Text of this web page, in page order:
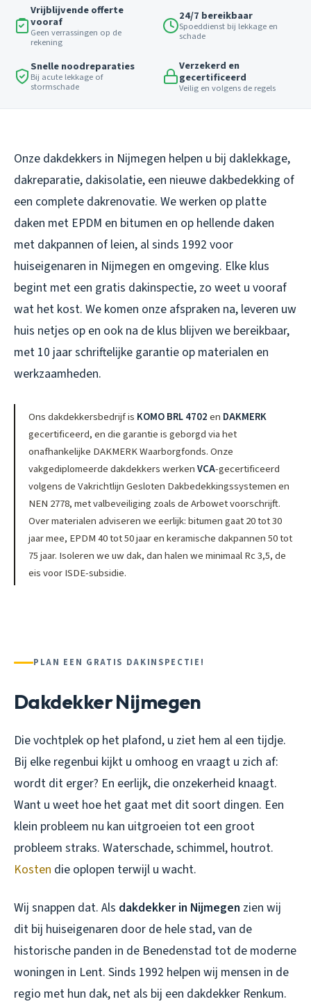
Vrijblijvende offerte
vooraf
Geen verrassingen op de
rekening
24/7 bereikbaar
Spoeddienst bij lekkage en
schade
Snelle noodreparaties
Bij acute lekkage of
stormschade
Verzekerd en
gecertificeerd
Veilig en volgens de regels
Onze dakdekkers in Nijmegen helpen u bij daklekkage,
dakreparatie, dakisolatie, een nieuwe dakbedekking of
een complete dakrenovatie. We werken op platte
daken met EPDM en bitumen en op hellende daken
met dakpannen of leien, al sinds 1992 voor
huiseigenaren in Nijmegen en omgeving. Elke klus
begint met een gratis dakinspectie, zo weet u vooraf
wat het kost. We komen onze afspraken na, leveren uw
huis netjes op en ook na de klus blijven we bereikbaar,
met 10 jaar schriftelijke garantie op materialen en
werkzaamheden.
Ons dakdekkersbedrijf is KOMO BRL 4702en DAKMERK
gecertificeerd, en die garantie is geborgd via het
onafhankelijke DAKMERK Waarborgfonds. Onze
vakgediplomeerde dakdekkers werkenVCA-gecertificeerd
volgens de Vakrichtlijn Gesloten Dakbedekkingssystemen en
NEN 2778, met valbeveiliging zoals de Arbowet voorschrijft.
Over materialen adviseren we eerlijk: bitumen gaat 20 tot 30
jaar mee, EPDM 40 tot 50 jaar en keramische dakpannen 50 tot
75 jaar. Isoleren we uw dak, dan halen we minimaal Rc 3,5, de
eis voor ISDE-subsidie.
PLAN EEN GRATIS DAKINSPECTIE!
Dakdekker Nijmegen
Die vochtplek op het plafond, u ziet hem al een tijdje.
Bij elke regenbui kijkt u omhoog en vraagt u zich af:
wordt dit erger? En eerlijk, die onzekerheid knaagt.
Want u weet hoe het gaat met dit soort dingen. Een
klein probleem nu kan uitgroeien tot een groot
probleem straks. Waterschade, schimmel, houtrot.
Kosten die oplopen terwijl u wacht.
Wij snappen dat. Als dakdekker in Nijmegen zien wij
dit bij huiseigenaren door de hele stad, van de
historische panden in de Benedenstad tot de moderne
woningen in Lent. Sinds 1992 helpen wij mensen in de
regio met hun dak, net als bij een dakdekker Renkum.